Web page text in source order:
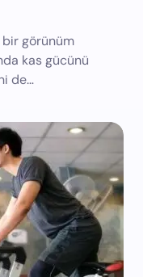
görünüm
kas gücünü
de…